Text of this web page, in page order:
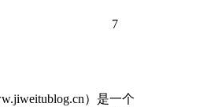
7
）是一个